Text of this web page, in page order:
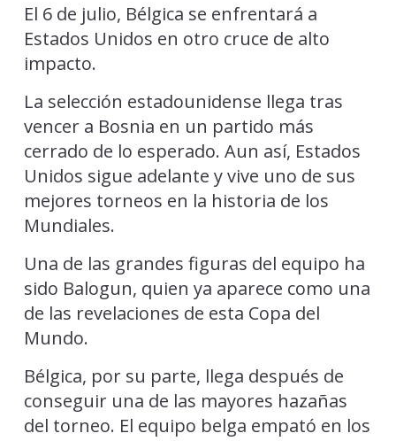
El 6 de julio, Bélgica se enfrentará a
Estados Unidos en otro cruce de alto
impacto.
La selección estadounidense llega tras
vencer a Bosnia en un partido más
cerrado de lo esperado. Aun así, Estados
Unidos sigue adelante y vive uno de sus
mejores torneos en la historia de los
Mundiales.
Una de las grandes figuras del equipo ha
sido Balogun, quien ya aparece como una
de las revelaciones de esta Copa del
Mundo.
Bélgica, por su parte, llega después de
conseguir una de las mayores hazañas
del torneo. El equipo belga empató en los